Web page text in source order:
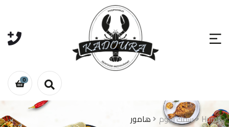
0
Home سمك اليوم هامور